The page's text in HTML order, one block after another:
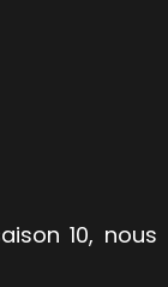
10, nous